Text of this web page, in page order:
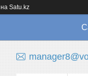
на Satu.kz